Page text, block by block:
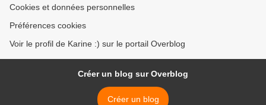
Cookies et données personnelles
Préférences cookies
Voir le profil de Karine :) sur le portail Overblog
Créer un blog sur Overblog
Créer un blog